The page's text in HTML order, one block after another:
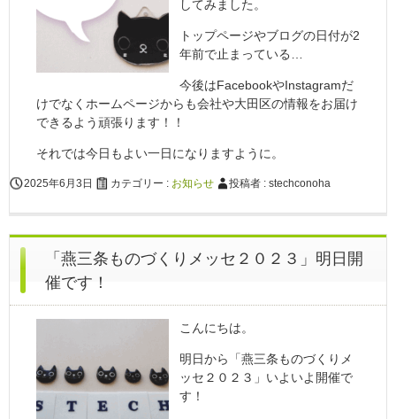
してみました。
トップページやブログの日付が2
年前で止まっている…
今後はFacebookやInstagramだ
けでなくホームページからも会社や大田区の情報をお届け
できるよう頑張ります！！
それでは今日もよい一日になりますように。
2025年6月3日 カテゴリー : お知らせ 投稿者 : stechconoha
「燕三条ものづくりメッセ２０２３」明日開
催です！
こんにちは。
明日から「燕三条ものづくりメ
ッセ２０２３」いよいよ開催で
す！